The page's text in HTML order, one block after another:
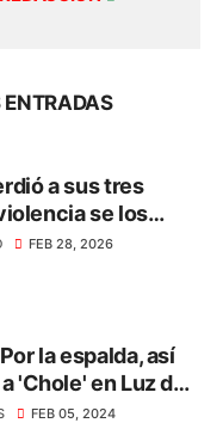
ENTRADAS
a sus tres
se los
menos de 3
FEB 28, 2026
la espalda, así
'Chole' en Luz del
FEB 05, 2024